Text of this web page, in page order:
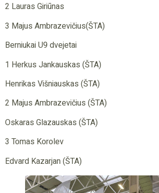
2 Lauras Giriūnas
3 Majus Ambrazevičius(ŠTA)
Berniukai U9 dvejetai
1 Herkus Jankauskas (ŠTA)
Henrikas Višniauskas (ŠTA)
2 Majus Ambrazevičius (ŠTA)
Oskaras Glazauskas (ŠTA)
3 Tomas Korolev
Edvard Kazarjan (ŠTA)